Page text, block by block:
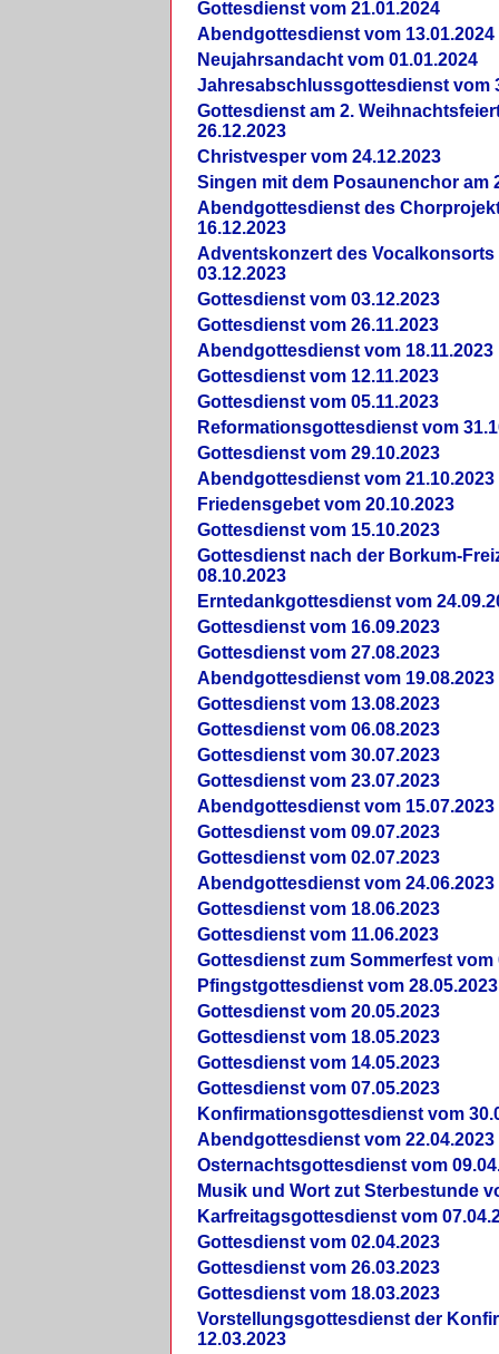
Gottesdienst vom 21.01.2024
Abendgottesdienst vom 13.01.2024
Neujahrsandacht vom 01.01.2024
Jahresabschlussgottesdienst vom
Gottesdienst am 2.
26.12.2023
Christvesper vom 24.12.2023
Singen mit dem Posaunenchor am
Abendgottesdienst des
16.12.2023
Adventskonzert des Vocalkonsorts
03.12.2023
Gottesdienst vom 03.12.2023
Gottesdienst vom 26.11.2023
Abendgottesdienst vom 18.11.2023
Gottesdienst vom 12.11.2023
Gottesdienst vom 05.11.2023
Reformationsgottesdienst vom
Gottesdienst vom 29.10.2023
Abendgottesdienst vom 21.10.2023
Friedensgebet vom 20.10.2023
Gottesdienst vom 15.10.2023
Gottesdienst nach der Borkum-
08.10.2023
Erntedankgottesdienst vom
Gottesdienst vom 16.09.2023
Gottesdienst vom 27.08.2023
Abendgottesdienst vom 19.08.2023
Gottesdienst vom 13.08.2023
Gottesdienst vom 06.08.2023
Gottesdienst vom 30.07.2023
Gottesdienst vom 23.07.2023
Abendgottesdienst vom 15.07.2023
Gottesdienst vom 09.07.2023
Gottesdienst vom 02.07.2023
Abendgottesdienst vom 24.06.2023
Gottesdienst vom 18.06.2023
Gottesdienst vom 11.06.2023
Gottesdienst zum Sommerfest vom
Pfingstgottesdienst vom 28.05.2023
Gottesdienst vom 20.05.2023
Gottesdienst vom 18.05.2023
Gottesdienst vom 14.05.2023
Gottesdienst vom 07.05.2023
Konfirmationsgottesdienst vom
Abendgottesdienst vom 22.04.2023
Osternachtsgottesdienst vom
Musik und Wort zut Sterbestunde
Karfreitagsgottesdienst vom
Gottesdienst vom 02.04.2023
Gottesdienst vom 26.03.2023
Gottesdienst vom 18.03.2023
Vorstellungsgottesdienst der
12.03.2023